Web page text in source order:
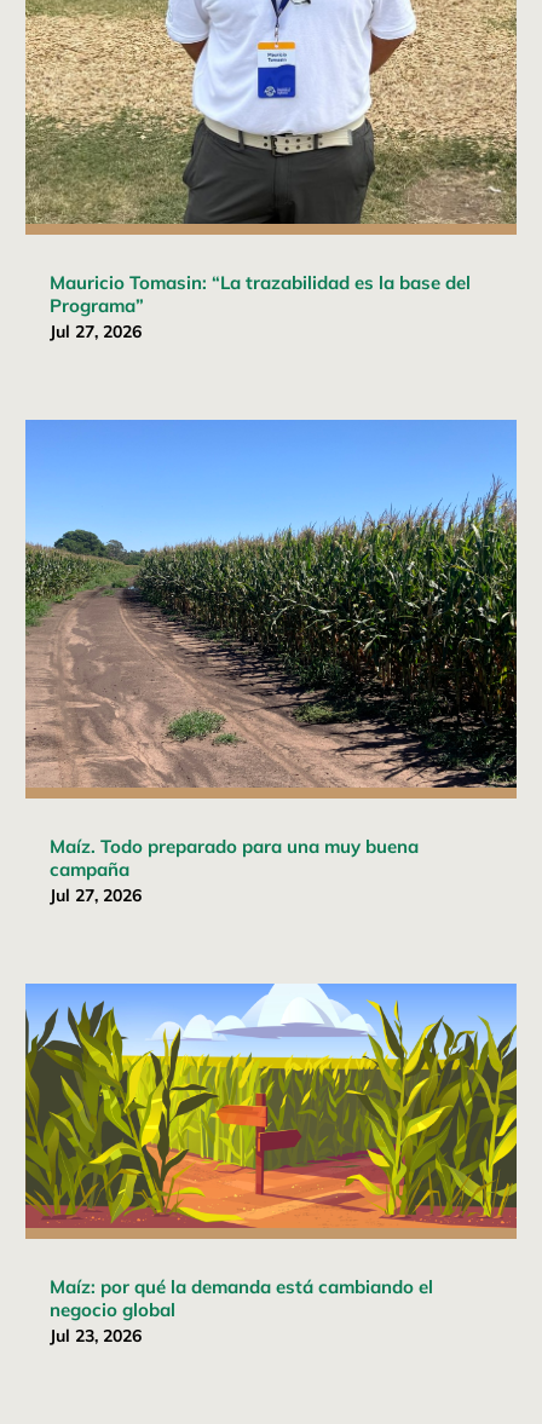
Mauricio Tomasin: “La trazabilidad es la base del
Programa”
Jul 27, 2026
Maíz. Todo preparado para una muy buena
campaña
Jul 27, 2026
Maíz: por qué la demanda está cambiando el
negocio global
Jul 23, 2026